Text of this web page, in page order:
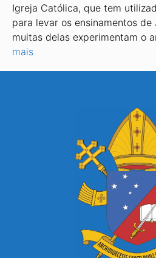
Igreja Católica, que tem
para levar os ensinamentos de
muitas delas experimentam o
mais